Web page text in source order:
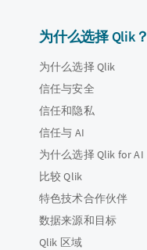
为什么选择 Qlik？
为什么选择 Qlik
信任与安全
信任和隐私
信任与 AI
为什么选择 Qlik for AI
比较 Qlik
特色技术合作伙伴
数据来源和目标
Qlik 区域